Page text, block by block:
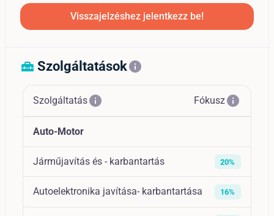
Visszajelzéshez jelentkezz be!
home_repair_service Szolgáltatásokinfo
Szolgáltatásinfo Fókuszinfo
Auto-Motor
Járműjavítás és - karbantartás 20%
Autoelektronika javítása- karbantartása 16%